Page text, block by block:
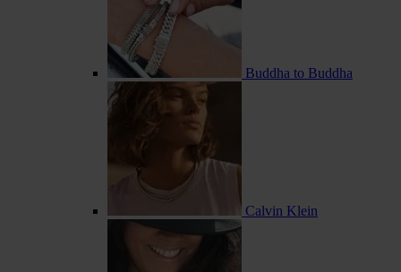
Buddha to Buddha
Calvin Klein